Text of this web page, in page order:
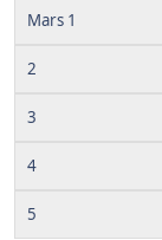
Mars 1
2
3
4
5